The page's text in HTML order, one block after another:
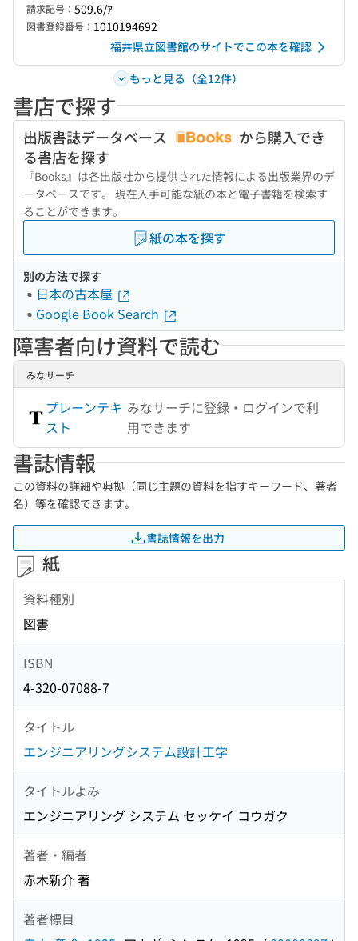
請求記号： 509.6/ｱ
図書登録番号： 1010194692
福井県立図書館のサイトでこの本を確認
もっと見る（全12件）
書店で探す
出版書誌データベース
から購入でき
る書店を探す
『Books』は各出版社から提供された情報による出版業界のデ
ータベースです。 現在入手可能な紙の本と電子書籍を検索す
ることができます。
紙の本を探す
別の方法で探す
日本の古本屋
Google Book Search
障害者向け資料で読む
みなサーチ
プレーンテキ
スト
みなサーチに登録・ログインで利
用できます
書誌情報
この資料の詳細や典拠（同じ主題の資料を指すキーワード、著者
名）等を確認できます。
書誌情報を出力
紙
資料種別
図書
ISBN
4-320-07088-7
タイトル
エンジニアリングシステム設計工学
タイトルよみ
エンジニアリング システム セッケイ コウガク
著者・編者
赤木新介 著
著者標目